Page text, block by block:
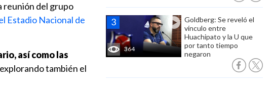
364
Goldberg: Se reveló el
vínculo entre
Huachipato y la U que
por tanto tiempo
negaron
reunión del grupo
Estadio Nacional de
así como las
también el